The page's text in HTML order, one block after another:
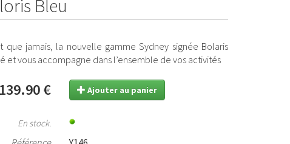
Bleu
que jamais, la nouvelle gamme Sydney signée Bolaris
et vous accompagne dans l’ensemble de vos activités
139.90 €
En stock.
Ajouter au panier